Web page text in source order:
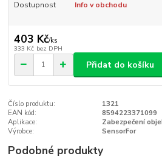
Dostupnost Info v obchodu
403 Kč/ks
333 Kč bez DPH
Přidat do košíku
Číslo produktu:
1321
EAN kód:
8594223371099
Aplikace:
Zabezpečení
Výrobce:
SensorFor
Podobné produkty